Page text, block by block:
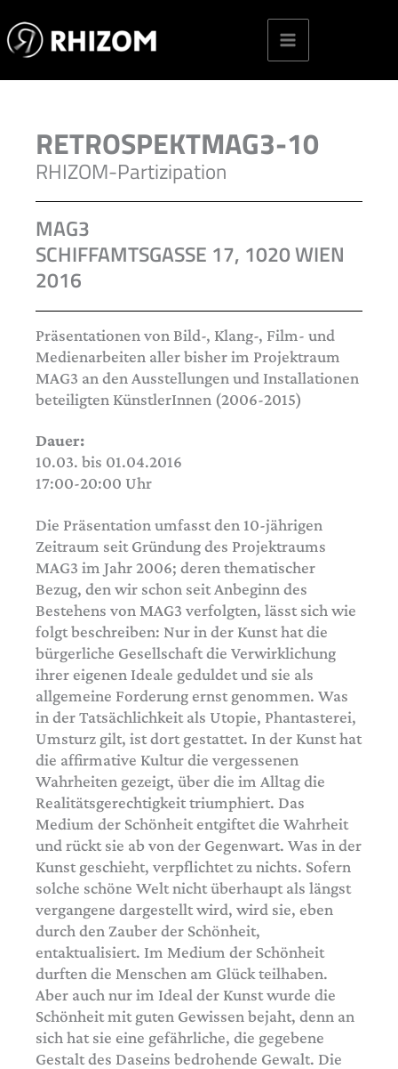
to
content
RETROSPEKTMAG3-10
RHIZOM-Partizipation
MAG3
SCHIFFAMTSGASSE 17, 1020 WIEN
2016
Präsentationen von Bild-, Klang-, Film- und
Medienarbeiten aller bisher im Projektraum
MAG3 an den Ausstellungen und Installationen
beteiligten KünstlerInnen (2006-2015)
Dauer:
10.03. bis 01.04.2016
17:00-20:00 Uhr
Die Präsentation umfasst den 10-jährigen
Zeitraum seit Gründung des Projektraums
MAG3 im Jahr 2006; deren thematischer
Bezug, den wir schon seit Anbeginn des
Bestehens von MAG3 verfolgten, lässt sich wie
folgt beschreiben: Nur in der Kunst hat die
bürgerliche Gesellschaft die Verwirklichung
ihrer eigenen Ideale geduldet und sie als
allgemeine Forderung ernst genommen. Was
in der Tatsächlichkeit als Utopie, Phantasterei,
Umsturz gilt, ist dort gestattet. In der Kunst hat
die affirmative Kultur die vergessenen
Wahrheiten gezeigt, über die im Alltag die
Realitätsgerechtigkeit triumphiert. Das
Medium der Schönheit entgiftet die Wahrheit
und rückt sie ab von der Gegenwart. Was in der
Kunst geschieht, verpflichtet zu nichts. Sofern
solche schöne Welt nicht überhaupt als längst
vergangene dargestellt wird, wird sie, eben
durch den Zauber der Schönheit,
entaktualisiert. Im Medium der Schönheit
durften die Menschen am Glück teilhaben.
Aber auch nur im Ideal der Kunst wurde die
Schönheit mit guten Gewissen bejaht, denn an
sich hat sie eine gefährliche, die gegebene
Gestalt des Daseins bedrohende Gewalt. Die